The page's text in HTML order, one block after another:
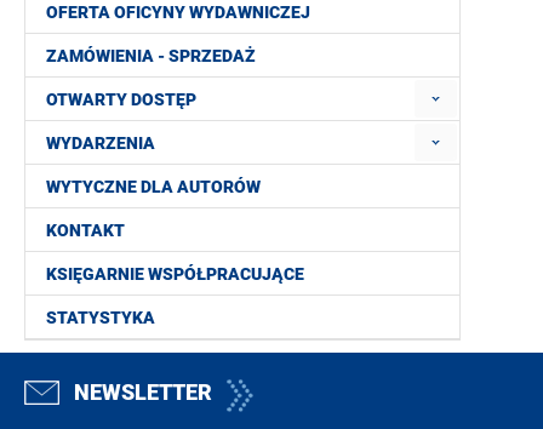
OFERTA OFICYNY WYDAWNICZEJ
ZAMÓWIENIA - SPRZEDAŻ
OTWARTY DOSTĘP
WYDARZENIA
WYTYCZNE DLA AUTORÓW
KONTAKT
KSIĘGARNIE WSPÓŁPRACUJĄCE
STATYSTYKA
NEWSLETTER